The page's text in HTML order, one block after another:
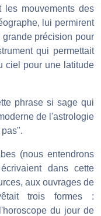
les mouvements des
lui permirent
précision pour
qui permettait
ciel pour une latitude
phrase si sage qui
de l'astrologie
(nous entendrons
dans cette
aux ouvrages de
trois formes :
du jour de